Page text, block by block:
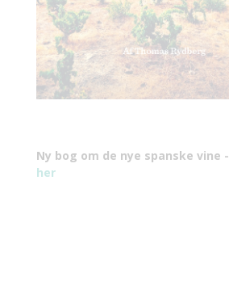
Ny bog om de nye spanske vine -
her